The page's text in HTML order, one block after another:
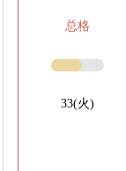
总格
33(火)